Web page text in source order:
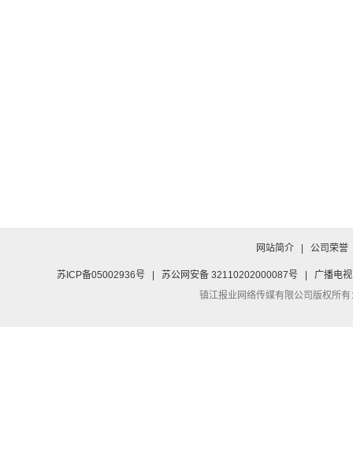
网站简介 公司荣誉
苏ICP备05002936号 苏公网安备 32110202000087号
广播电
镇江报业网络传媒有限公司版权所